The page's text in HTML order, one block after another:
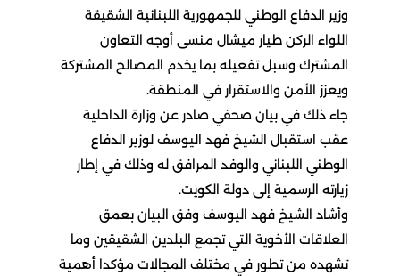
وزير الدفاع الوطني للجمهورية اللبنانية الشقيقة
اللواء الركن طيار ميشال منسى أوجه التعاون
المشترك وسبل تفعيله بما يخدم المصالح المشتركة
ويعزز الأمن والاستقرار في المنطقة.
جاء ذلك في بيان صحفي صادر عن وزارة الداخلية
عقب استقبال الشيخ فهد اليوسف لوزير الدفاع
الوطني اللبناني والوفد المرافق له وذلك في إطار
زيارته الرسمية إلى دولة الكويت.
وأشاد الشيخ فهد اليوسف وفق البيان بعمق
العلاقات الأخوية التي تجمع البلدين الشقيقين وما
تشهده من تطور في مختلف المجالات مؤكدا أهمية